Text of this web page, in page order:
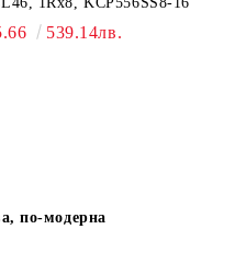
539.14лв.
по-модерна